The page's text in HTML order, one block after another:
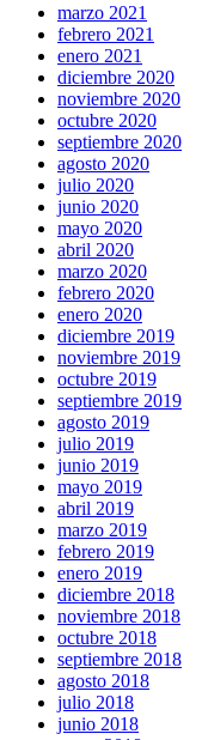
marzo 2021
febrero 2021
enero 2021
diciembre 2020
noviembre 2020
octubre 2020
septiembre 2020
agosto 2020
julio 2020
junio 2020
mayo 2020
abril 2020
marzo 2020
febrero 2020
enero 2020
diciembre 2019
noviembre 2019
octubre 2019
septiembre 2019
agosto 2019
julio 2019
junio 2019
mayo 2019
abril 2019
marzo 2019
febrero 2019
enero 2019
diciembre 2018
noviembre 2018
octubre 2018
septiembre 2018
agosto 2018
julio 2018
junio 2018